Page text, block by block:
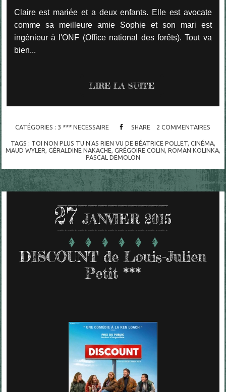
Claire est mariée et a deux enfants. Elle est avocate
comme sa meilleure amie Sophie et son mari est
ingénieur à l'ONF (Office national des forêts). Tout va
bien...
LIRE LA SUITE
CATÉGORIES : 3 *** NECESSAIRE SHARE 2 COMMENTAIRES
TAGS : TOI NON PLUS TU N'AS RIEN VU DE BÉATRICE POLLET, CINÉMA,
MAUD WYLER, GÉRALDINE NAKACHE, GRÉGOIRE COLIN, ROMAN KOLINKA,
PASCAL DEMOLON
27 JANVIER 2015
DISCOUNT de Louis-Julien
Petit ***